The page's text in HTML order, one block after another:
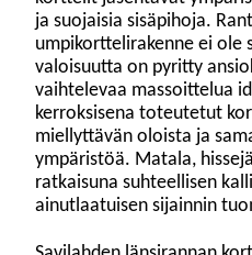
ja suojaisia sisäpihoja.
umpikorttelirakenne ei ole
valoisuutta on pyritty
vaihtelevaa massoittelua
kerroksisena toteutetut
miellyttävän oloista ja
ympäristöä. Matala,
ratkaisuna suhteellisen
ainutlaatuisen sijainnin